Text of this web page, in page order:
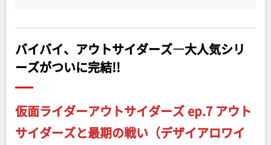
バイバイ、アウトサイダーズ―大人気シリ
ーズがついに完結!!
仮面ライダーアウトサイダーズ ep.7 アウト
サイダーズと最期の戦い（デザイアロワイ